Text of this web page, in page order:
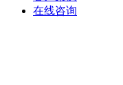
在线咨询